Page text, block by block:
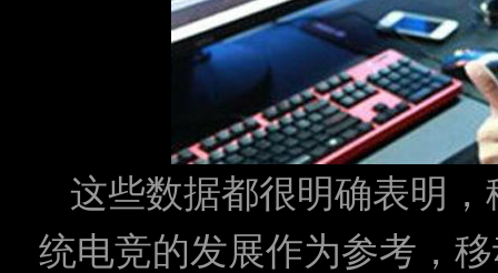
这些数据都很明确表明
统电竞的发展作为参考，